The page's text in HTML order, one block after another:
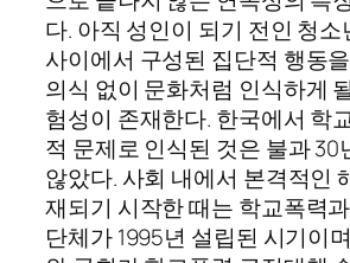
다. 아직 성인이 되기 전인 청
사이에서 구성된 집단적 행동
의식 없이 문화처럼 인식하게
험성이 존재한다. 한국에서 학
적 문제로 인식된 것은 불과 30
않았다. 사회 내에서 본격적인
재되기 시작한 때는 학교폭력
단체가 1995년 설립된 시기이